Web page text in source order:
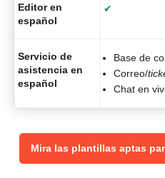
Editor en
español
✔
Servicio de
asistencia en
español
Base de
Correo/
Chat en
Mira las plantillas aptas